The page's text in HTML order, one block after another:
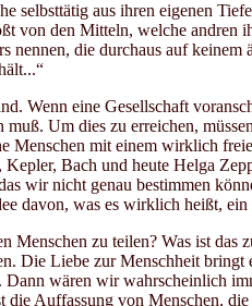
selbsttätig aus ihren eigenen
von den Mitteln, welche
nennen, die durchaus auf
Wenn eine Gesellschaft
Um dies zu erreichen,
mit einem wirklich
Bach und heute Helga
wir nicht genau bestimmen
davon, was es wirklich heißt, ein
Menschen zu teilen? Was ist
Die Liebe zur Menschheit
wären wir wahrscheinlich
Auffassung von Menschen,